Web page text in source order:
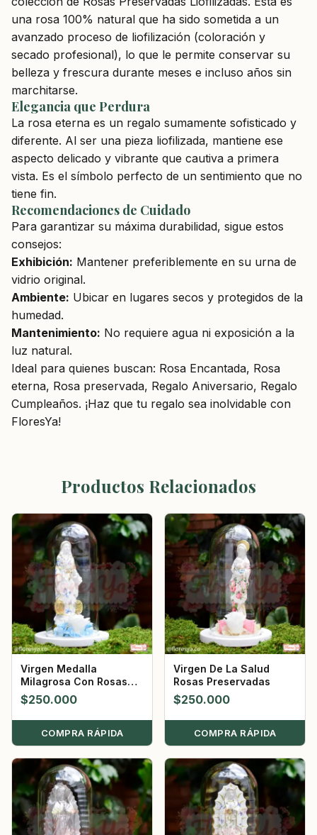
una rosa 100% natural que ha sido sometida a un
avanzado proceso de liofilización (coloración y
secado profesional), lo que le permite conservar su
belleza y frescura durante meses e incluso años sin
marchitarse.
Elegancia que Perdura
La rosa eterna es un regalo sumamente sofisticado y
diferente. Al ser una pieza liofilizada, mantiene ese
aspecto delicado y vibrante que cautiva a primera
vista. Es el símbolo perfecto de un sentimiento que no
tiene fin.
Recomendaciones de Cuidado
Para garantizar su máxima durabilidad, sigue estos
consejos:
Exhibición: Mantener preferiblemente en su urna de
vidrio original.
Ambiente: Ubicar en lugares secos y protegidos de la
humedad.
Mantenimiento: No requiere agua ni exposición a la
luz natural.
Ideal para quienes buscan: Rosa Encantada, Rosa
eterna, Rosa preservada, Regalo Aniversario, Regalo
Cumpleaños. ¡Haz que tu regalo sea inolvidable con
FloresYa!
Productos Relacionados
Virgen Medalla
Milagrosa Con Rosas
Preservadas
$250.000
COMPRA RÁPIDA
Virgen De La Salud
Rosas Preservadas
$250.000
COMPRA RÁPIDA